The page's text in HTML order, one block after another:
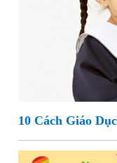
10 Cách Giáo